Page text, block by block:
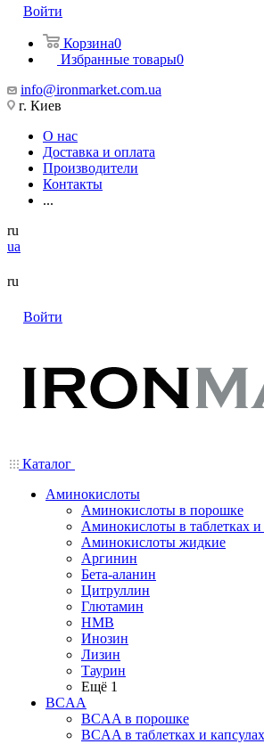
Войти
Корзина0
Избранные товары0
info@ironmarket.com.ua
г. Киев
О нас
Доставка и оплата
Производители
Контакты
...
ru
ua
ru
Войти
Каталог
Аминокислоты
Аминокислоты в порошке
Аминокислоты в таблетках и
Аминокислоты жидкие
Аргинин
Бета-аланин
Цитруллин
Глютамин
HMB
Инозин
Лизин
Таурин
Ещё 1
BCAA
BCAA в порошке
BCAA в таблетках и капсулах